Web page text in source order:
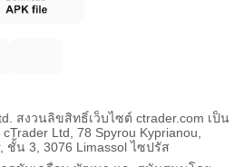
สงวนลิขสิทธิ์เว็บไซต์ ctrader.com เป็น
Ltd, 78 Spyrou Kyprianou,
ชั้น 3, 3076 Limassol ไซปรัส